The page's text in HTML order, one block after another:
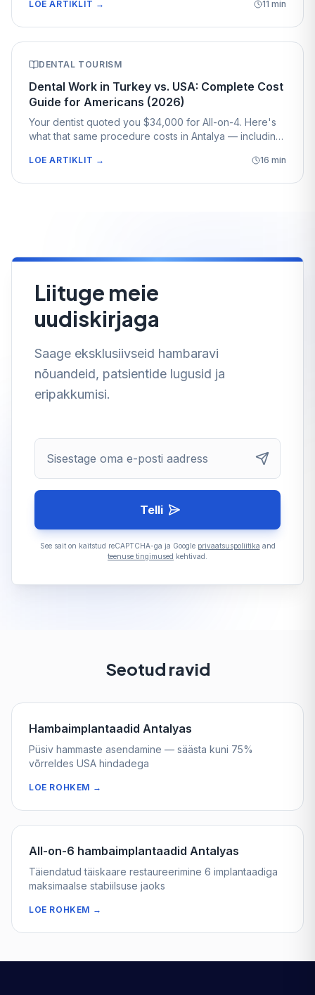
need to know before booking.
LOE ARTIKLIT → 11 min
DENTAL TOURISM
Dental Work in Turkey vs. USA: Complete Cost
Guide for Americans (2026)
Your dentist quoted you $34,000 for All-on-4. Here's
what that same procedure costs in Antalya — including
USD cost breakdown for American patients.
LOE ARTIKLIT → 16 min
Liituge meie
uudiskirjaga
Saage eksklusiivseid hambaravi
nõuandeid, patsientide lugusid ja
eripakkumisi.
Sisestage oma e-posti aadress
Telli
See sait on kaitstud reCAPTCHA-ga ja Google privaatsuspoliitika and
teenuse tingimused kehtivad.
Seotud ravid
Hambaimplantaadid Antalyas
Püsiv hammaste asendamine — säästa kuni 75%
võrreldes USA hindadega
LOE ROHKEM →
All-on-6 hambaimplantaadid Antalyas
Täiendatud täiskaare restaureerimine 6 implantaadiga
maksimaalse stabiilsuse jaoks
LOE ROHKEM →